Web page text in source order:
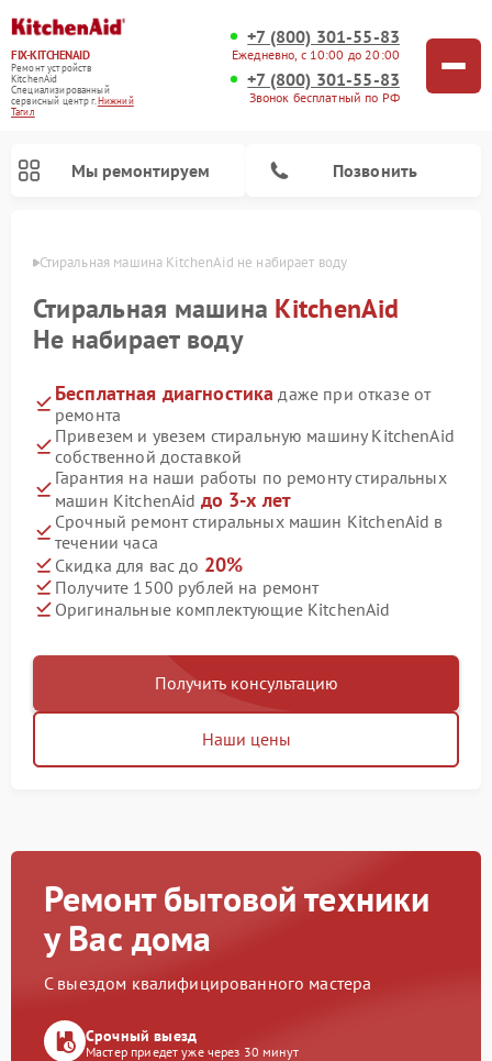
FIX-KITCHENAID
Ремонт устройств
KitchenAid
Специализированный
cервисный центр г.Нижний
Тагил
+7 (800) 301-55-83
Ежедневно, с 10:00 до 20:00
+7 (800) 301-55-83
Звонок бесплатный по РФ
Мы ремонтируем Позвонить
Стиральная машина KitchenAid не набирает воду
Стиральная машина KitchenAid
Не набирает воду
Бесплатная диагностика даже при отказе от
ремонта
Привезем и увезем стиральную машину KitchenAid
собственной доставкой
Гарантия на наши работы по ремонту стиральных
машин KitchenAid до 3-х лет
Срочный ремонт стиральных машин KitchenAid в
течении часа
Скидка для вас до 20%
Получите 1500 рублей на ремонт
Оригинальные комплектующие KitchenAid
Получить консультацию
Наши цены
Ремонт бытовой техники
у Вас дома
С выездом квалифицированного мастера
Срочный выезд
Мастер приедет уже через 30 минут